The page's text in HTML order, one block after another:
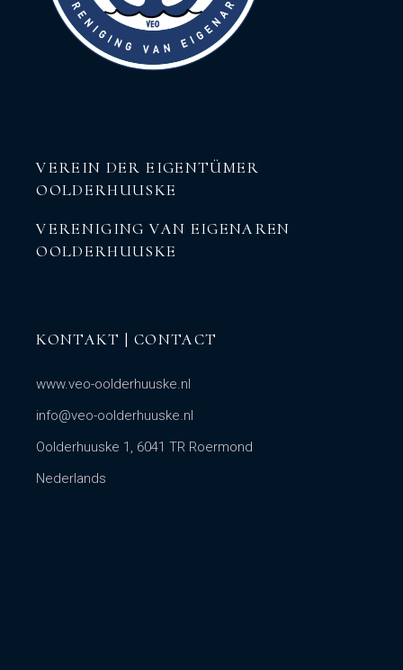
VEREIN DER EIGENTÜMER
OOLDERHUUSKE
VERENIGING VAN EIGENAREN
OOLDERHUUSKE
KONTAKT | CONTACT
www.veo-oolderhuuske.nl
info@veo-oolderhuuske.nl
Oolderhuuske 1, 6041 TR Roermond
Nederlands